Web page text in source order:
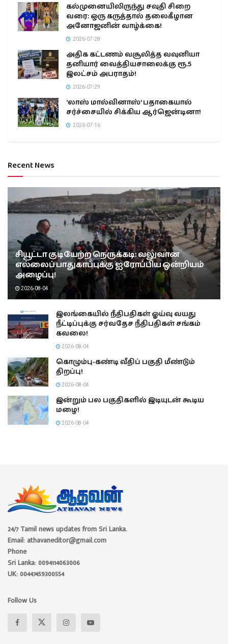
கல்முனையிலிருந்து சவுதி சிறை
வரை: ஒரு கருத்தால் தலைகீழான
அனோஜனின் வாழ்க்கை!
2026-07-28
அதிக கட்டணம் வசூலித்த வவுனியா
தனியார் வைத்தியசாலைக்கு ரூ.5
இலட்சம் அபராதம்!
2026-07-29
‘லாஸ் மால்வினாஸ்’ பதாகையால்
சர்ச்சையில் சிக்கிய ஆர்ஜென்டினா!
2026-07-16
Recent News
சியூட்டா குடியேற்ற நெருக்கடி: வலுவான
எல்லைப் பாதுகாப்புக்கு ஐரோப்பிய ஒன்றியம்
அழைப்பு!
2026-08-04
இலங்கையில் நீதிபதிகள் ஓய்வு வயது
நீட்டிப்புக்கு சர்வதேச நீதிபதிகள் சங்கம்
கவலை!
2026-08-04
கொழும்பு-கண்டி வீதிப் பகுதி மீண்டும்
திறப்பு!
2026-08-04
இன்றும் பல பகுதிகளில் இடியுடன் கூடிய
மழை!
2026-08-04
24/7 Tamil news updates from Sri Lanka.
Email: athavaneditor@gmail.com
Phone
Sri Lanka: 0094114063006
UK: 00447459300554
Follow Us